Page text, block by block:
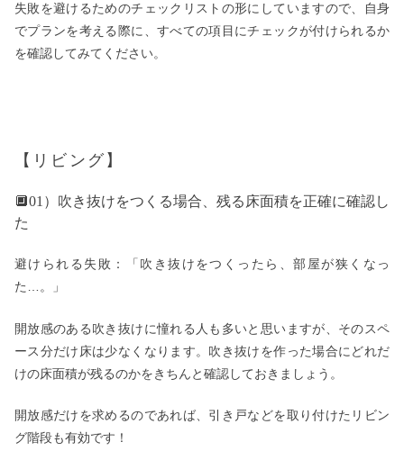
失敗を避けるためのチェックリストの形にしていますので、自身
でプランを考える際に、すべての項目にチェックが付けられるか
を確認してみてください。
【リビング】
🔲01）吹き抜けをつくる場合、残る床面積を正確に確認し
た
避けられる失敗：「吹き抜けをつくったら、部屋が狭くなっ
た…。」
開放感のある吹き抜けに憧れる人も多いと思いますが、そのスペ
ース分だけ床は少なくなります。吹き抜けを作った場合にどれだ
けの床面積が残るのかをきちんと確認しておきましょう。
開放感だけを求めるのであれば、引き戸などを取り付けたリビン
グ階段も有効です！